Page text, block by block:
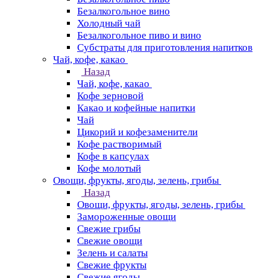
Безалкогольное вино
Холодный чай
Безалкогольное пиво и вино
Субстраты для приготовления напитков
Чай, кофе, какао
Назад
Чай, кофе, какао
Кофе зерновой
Какао и кофейные напитки
Чай
Цикорий и кофезаменители
Кофе растворимый
Кофе в капсулах
Кофе молотый
Овощи, фрукты, ягоды, зелень, грибы
Назад
Овощи, фрукты, ягоды, зелень, грибы
Замороженные овощи
Свежие грибы
Свежие овощи
Зелень и салаты
Свежие фрукты